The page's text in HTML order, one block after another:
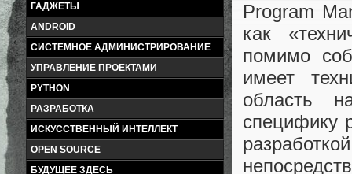
ГАДЖЕТЫ
ANDROID
СИСТЕМНОЕ АДМИНИСТРИРОВАНИЕ
УПРАВЛЕНИЕ ПРОЕКТАМИ
PYTHON
РАЗРАБОТКА
ИСКУССТВЕННЫЙ ИНТЕЛЛЕКТ
OPEN SOURCE
БУДУЩЕЕ ЗДЕСЬ
Program
как
помимо
имеет
область
специфику